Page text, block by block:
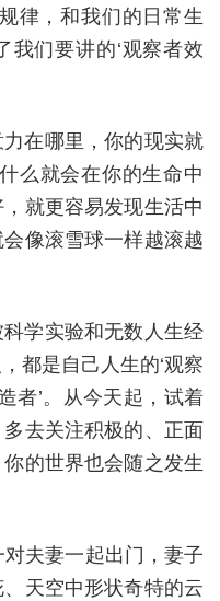
律，和我们的日常生
我们要讲的‘观察者效
在哪里，你的现实就
么就会在你的生命中
就更容易发现生活中
像滚雪球一样越滚越
学实验和无数人生经
都是自己人生的‘观察
者’。从今天起，试着
去关注积极的、正面
的世界也会随之发生
对夫妻一起出门，妻子
天空中形状奇特的云